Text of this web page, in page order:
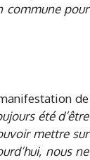
commune pour
de
été d’être
mettre sur
nous ne